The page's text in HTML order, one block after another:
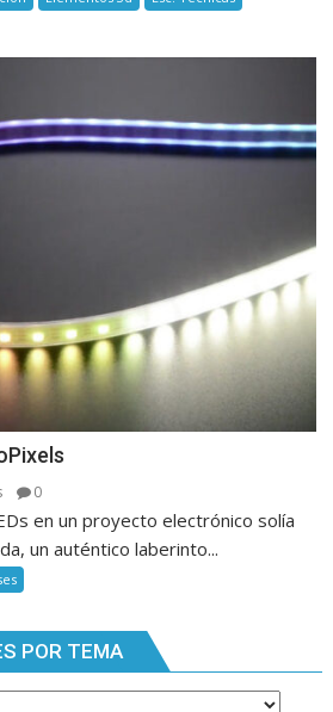
0
en un proyecto electrónico solía
un auténtico laberinto...
POR TEMA